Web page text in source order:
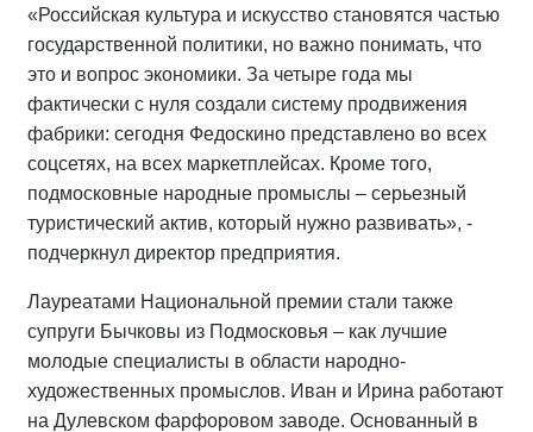
«Российская культура и искусство становятся частью
государственной политики, но важно понимать, что
это и вопрос экономики. За четыре года мы
фактически с нуля создали систему продвижения
фабрики: сегодня Федоскино представлено во всех
соцсетях, на всех маркетплейсах. Кроме того,
подмосковные народные промыслы – серьезный
туристический актив, который нужно развивать», -
подчеркнул директор предприятия.
Лауреатами Национальной премии стали также
супруги Бычковы из Подмосковья – как лучшие
молодые специалисты в области народно-
художественных промыслов. Иван и Ирина работают
на Дулевском фарфоровом заводе. Основанный в